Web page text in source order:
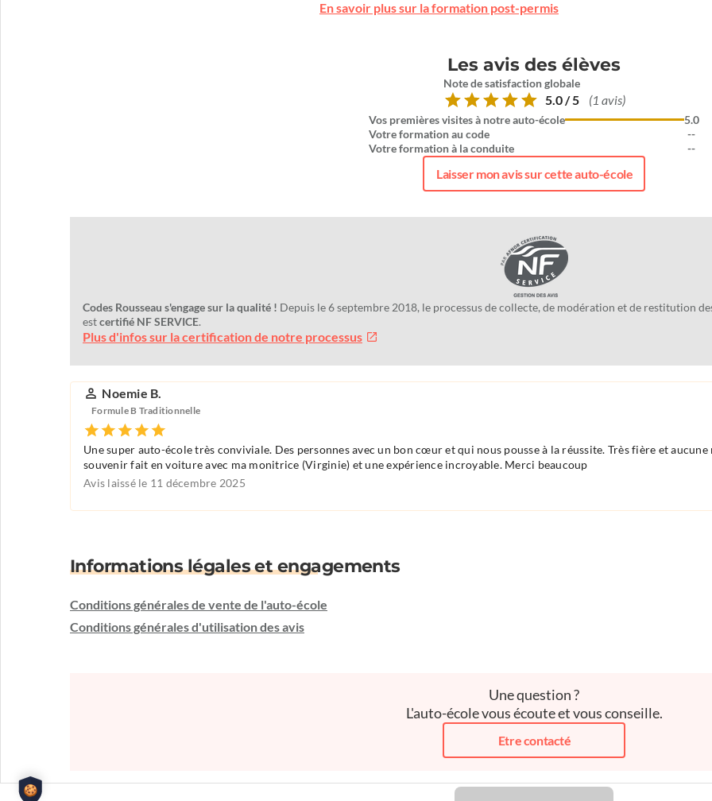
En savoir plus sur la formation post-permis
Les avis des élèves
Note de satisfaction globale
5.0 / 5 (1 avis)
Vos premières visites à notre auto-école
Votre formation au code
Votre formation à la conduite
5.0
--
--
Laisser mon avis sur cette auto-école
Codes Rousseau s'engage sur la qualité ! Depuis le 6 septembre 2018, le processus de collecte, de modération et de restitution
estcertifié NF SERVICE.
Plus d'infos sur la certification de notre processus
Noemie B.
Formule B Traditionnelle
Une super auto-école très conviviale. Des personnes avec un bon cœur et qui nous pousse à la réussite. Très fière et
souvenir fait en voiture avec ma monitrice (Virginie) et une expérience incroyable. Merci beaucoup
Avis laissé le 11 décembre 2025
Informations légales et engagements
Conditions générales de vente de l'auto-école
Conditions générales d'utilisation des avis
Une question ?
L'auto-école vous écoute et vous conseille.
Etre contacté